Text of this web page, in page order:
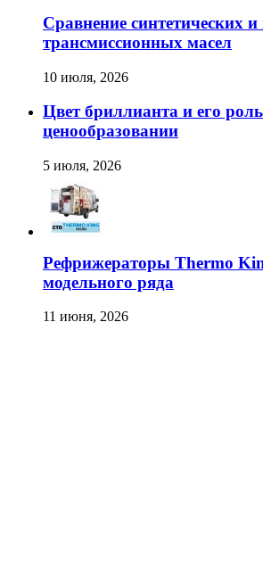
Сравнение синтетических
трансмиссионных масел
10 июля, 2026
Цвет бриллианта и его
ценообразовании
5 июля, 2026
Рефрижераторы Thermo
модельного ряда
11 июня, 2026